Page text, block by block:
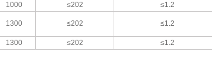
1000 ≤202 ≤1.2
1300 ≤202 ≤1.2
1300 ≤202 ≤1.2